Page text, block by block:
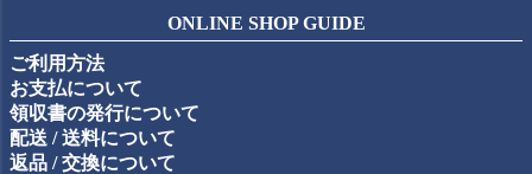
ップ
ONLINE SHOP GUIDE
ご利用方法
お支払について
領収書の発行について
配送 / 送料について
返品 / 交換について